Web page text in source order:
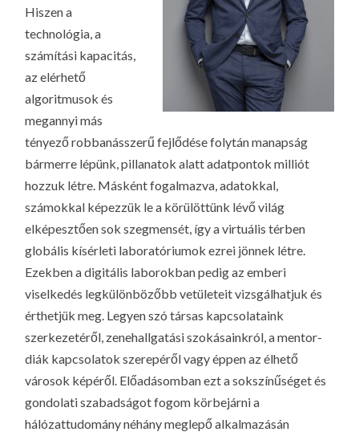
Hiszen a
technológia, a
számítási kapacitás,
az elérhető
algoritmusok és
megannyi más
tényező robbanásszerű fejlődése folytán manapság
bármerre lépünk, pillanatok alatt adatpontok milliót
hozzuk létre. Másként fogalmazva, adatokkal,
számokkal képezzük le a körülöttünk lévő világ
elképesztően sok szegmensét, így a virtuális térben
globális kísérleti laboratóriumok ezrei jönnek létre.
Ezekben a digitális laborokban pedig az emberi
viselkedés legkülönbözőbb vetületeit vizsgálhatjuk és
érthetjük meg. Legyen szó társas kapcsolataink
szerkezetéről, zenehallgatási szokásainkról, a mentor-
diák kapcsolatok szerepéről vagy éppen az élhető
városok képéről. Előadásomban ezt a sokszínűséget és
gondolati szabadságot fogom körbejárni a
hálózattudomány néhány meglepő alkalmazásán